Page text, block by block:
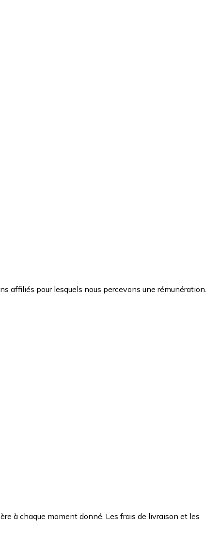
affiliés pour lesquels nous percevons une rémunération.
à chaque moment donné. Les frais de livraison et les